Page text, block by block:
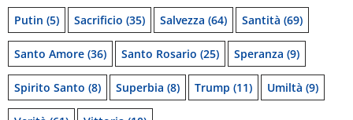
Putin (5) Sacrificio (35) Salvezza (64) Santità (69)
Santo Amore (36) Santo Rosario (25) Speranza (9)
Spirito Santo (8) Superbia (8) Trump (11) Umiltà (9)